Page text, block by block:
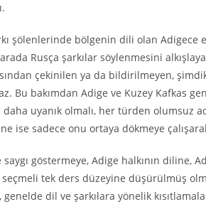
şölenlerinde bölgenin dili olan Adigece
Rusça şarkılar söylenmesini
çekinilen ya da bildirilmeyen,
Bu bakımdan Adige ve Kuzey Kafkas
uyanık olmalı, her türden olumsuz
ise sadece onu ortaya dökmeye
göstermeye, Adige halkının diline,
tek ders düzeyine düşürülmüş
dil ve şarkılara yönelik